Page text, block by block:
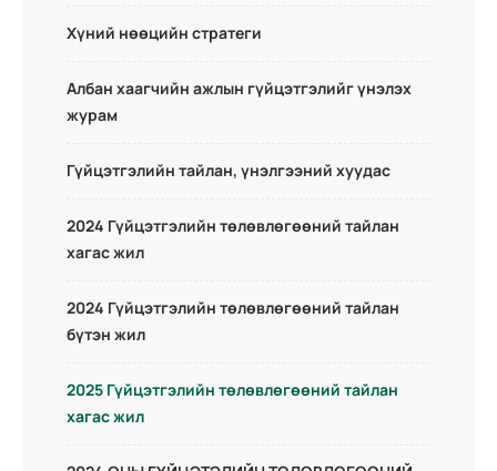
Хүний нөөцийн стратеги
Албан хаагчийн ажлын гүйцэтгэлийг үнэлэх
журам
Гүйцэтгэлийн тайлан, үнэлгээний хуудас
2024 Гүйцэтгэлийн төлөвлөгөөний тайлан
хагас жил
2024 Гүйцэтгэлийн төлөвлөгөөний тайлан
бүтэн жил
2025 Гүйцэтгэлийн төлөвлөгөөний тайлан
хагас жил